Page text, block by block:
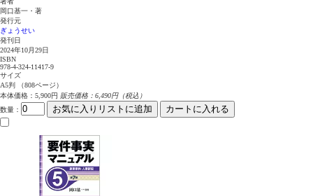
岡口基一・著
発行元
ぎょうせい
発刊日
2024年10月29日
ISBN
978-4-324-11417-9
サイズ
A5判 （808ページ）
本体価格：5,900円 販売価格：6,490円（税込）
数量 ： お気に入りリストに追加 カートに入れる